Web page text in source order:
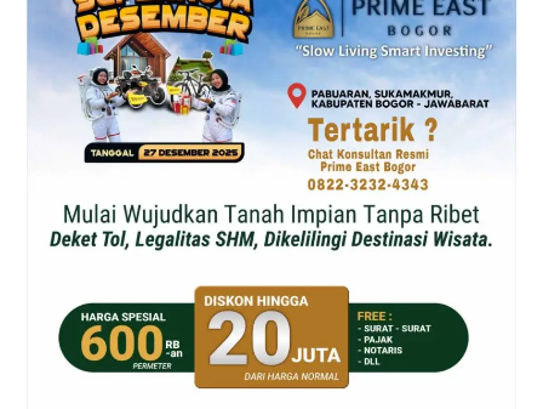
Bogor
Kavling
Citeureup